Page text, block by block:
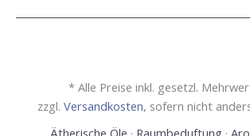
* Alle Preise inkl. gesetzl.
zzgl. Versandkosten, sofern nicht
Ätherische Öle · Raumbeduftung ·